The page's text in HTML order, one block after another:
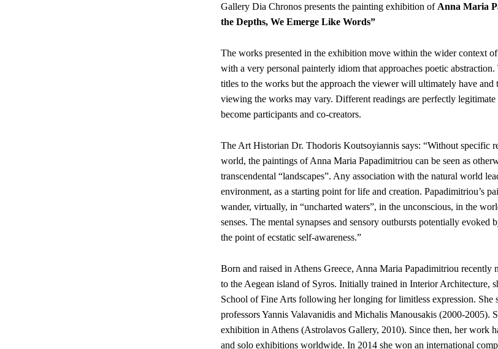
Gallery Dia Chronos presents the painting exhibition of Anna Maria
the Depths, We Emerge Like Words”
The works presented in the exhibition move within the wider context of
with a very personal painterly idiom that approaches poetic
titles to the works but the approach the viewer will ultimately have and
viewing the works may vary. Different readings are perfectly
become participants and co-creators.
The Art Historian Dr. Thodoris Koutsoyiannis says: “Without specific
world, the paintings of Anna Maria Papadimitriou can be seen as
transcendental “landscapes”. Any association with the natural world
environment, as a starting point for life and creation. Papadimitriou’s
wander, virtually, in “uncharted waters”, in the unconscious, in the
senses. The mental synapses and sensory outbursts potentially evoked
the point of ecstatic self-awareness.”
Born and raised in Athens Greece, Anna Maria Papadimitriou recently
to the Aegean island of Syros. Initially trained in Interior Architecture,
School of Fine Arts following her longing for limitless expression. She
professors Yannis Valavanidis and Michalis Manousakis (2000-2005).
exhibition in Athens (Astrolavos Gallery, 2010). Since then, her work
and solo exhibitions worldwide. In 2014 she won an international